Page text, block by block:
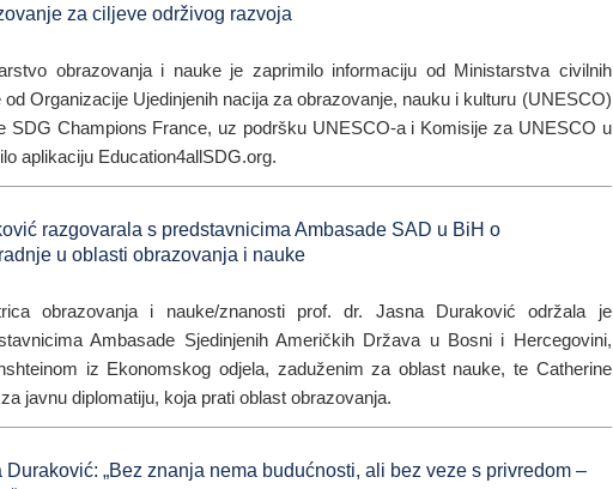
za ciljeve održivog razvoja
obrazovanja i nauke je zaprimilo informaciju od Ministarstva civilnih
od Organizacije Ujedinjenih nacija za obrazovanje, nauku i kulturu (UNESCO)
SDG Champions France, uz podršku UNESCO-a i Komisije za UNESCO u
aplikaciju Education4allSDG.org.
razgovarala s predstavnicima Ambasade SAD u BiH o
u oblasti obrazovanja i nauke
obrazovanja i nauke/znanosti prof. dr. Jasna Duraković održala je
Ambasade Sjedinjenih Američkih Država u Bosni i Hercegovini,
iz Ekonomskog odjela, zaduženim za oblast nauke, te Catherine
javnu diplomatiju, koja prati oblast obrazovanja.
Duraković: „Bez znanja nema budućnosti, ali bez veze s privredom –